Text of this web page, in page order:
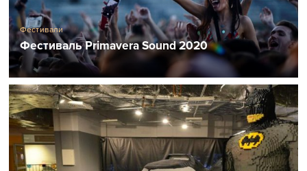
Фестивали
Фестиваль Primavera Sound 2020